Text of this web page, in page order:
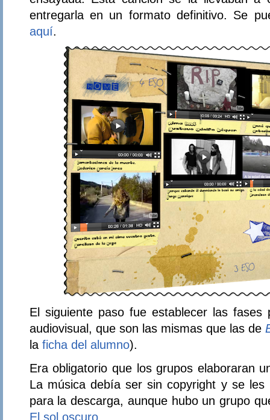
entregarla en un formato definitivo. Se
aquí.
El siguiente paso fue establecer las fases
audiovisual, que son las mismas que las de
la ficha del alumno).
Era obligatorio que los grupos elaboraran
La música debía ser sin copyright y se
para la descarga, aunque hubo un grupo
El sol oscuro.